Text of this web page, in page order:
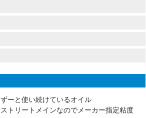
ずーと使い続けているオイル
ストリートメインなのでメーカー指定粘度